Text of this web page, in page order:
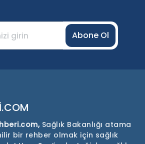
Abone Ol
Sağlık Bakanlığı atama
bir rehber olmak için sağlık